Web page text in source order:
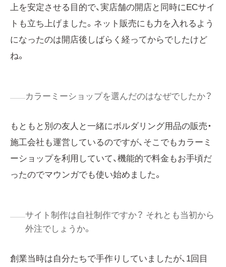
上を安定させる目的で、実店舗の開店と同時にECサイ
トも立ち上げました。ネット販売にも力を入れるよう
になったのは開店後しばらく経ってからでしたけど
ね。
カラーミーショップを選んだのはなぜでしたか？
もともと別の友人と一緒にボルダリング用品の販売・
施工会社も運営しているのですが、そこでもカラーミ
ーショップを利用していて、機能的で料金もお手頃だ
ったのでマウンガでも使い始めました。
サイト制作は自社制作ですか？ それとも当初から
外注でしょうか。
創業当時は自分たちで手作りしていましたが、1回目